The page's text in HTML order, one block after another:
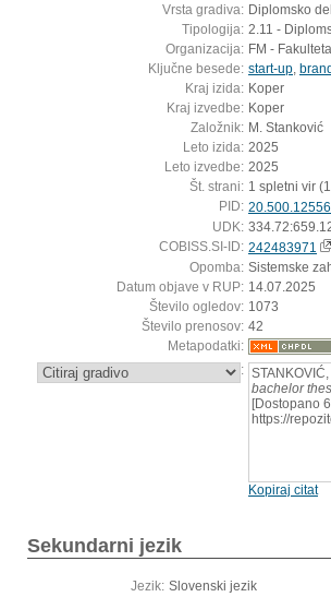
Vrsta gradiva: Diplomsko
Tipologija: 2.11 -
Organizacija: FM -
Ključne besede: start-up
Kraj izida: Koper
Kraj izvedbe: Koper
Založnik: M. Stanković
Leto izida: 2025
Leto izvedbe: 2025
Št. strani: 1 spletni vir
PID:
UDK:
COBISS.SI-ID: 242483971
Opomba: Sistemske
Datum objave v RUP: 14.07.2025
Število ogledov: 1073
Število prenosov: 42
Metapodatki:
:
bachelor
[Dostopano
https://
Kopiraj citat
Sekundarni jezik
Jezik: Slovenski jezik